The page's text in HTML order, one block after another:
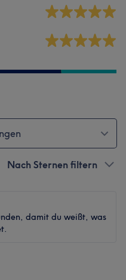
Nach Sternen filtern
damit du weißt, was